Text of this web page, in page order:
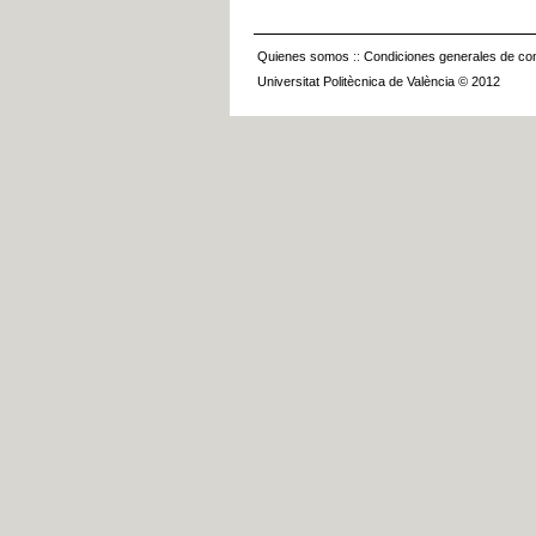
Quienes somos :: Condiciones generales de
Universitat Politècnica de València © 2012